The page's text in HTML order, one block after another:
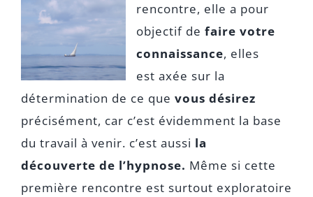
rencontre, elle a pour
objectif de faire votre
connaissance, elles
est axée sur la
détermination de ce que vous désirez
précisément, car c’est évidemment la base
du travail à venir. c’est aussi la
découverte de l’hypnose. Même si cette
première rencontre est surtout exploratoire